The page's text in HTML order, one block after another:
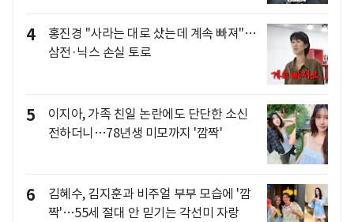
4
홍진경 "사라는 대로 샀는데 계속 빠져"…
삼전·닉스 손실 토로
5
이지아, 가족 친일 논란에도 단단한 소신
전하더니…78년생 미모까지 '깜짝'
6
김혜수, 김지훈과 비주얼 부부 모습에 '깜
짝'…55세 절대 안 믿기는 각선미 자랑